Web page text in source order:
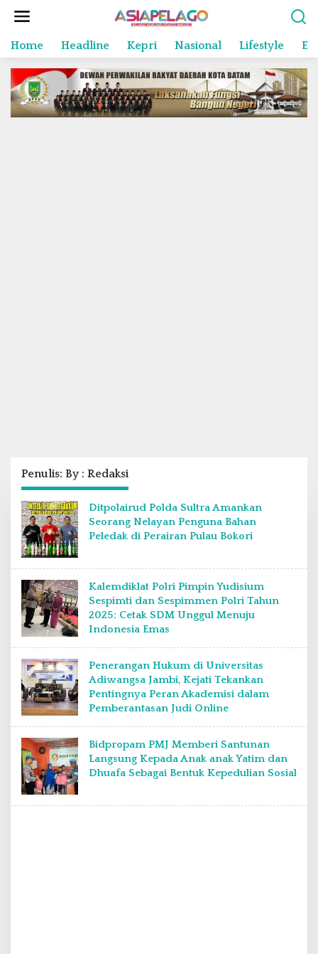
Home Headline Kepri Nasional Lifestyle
Penulis: By : Redaksi
Ditpolairud Polda Sultra Amankan
Seorang Nelayan Penguna Bahan
Peledak di Perairan Pulau Bokori
Kalemdiklat Polri Pimpin Yudisium
Sespimti dan Sespimmen Polri Tahun
2025: Cetak SDM Unggul Menuju
Indonesia Emas
Penerangan Hukum di Universitas
Adiwangsa Jambi, Kejati Tekankan
Pentingnya Peran Akademisi dalam
Pemberantasan Judi Online
Bidpropam PMJ Memberi Santunan
Langsung Kepada Anak anak Yatim dan
Dhuafa Sebagai Bentuk Kepedulian Sosial